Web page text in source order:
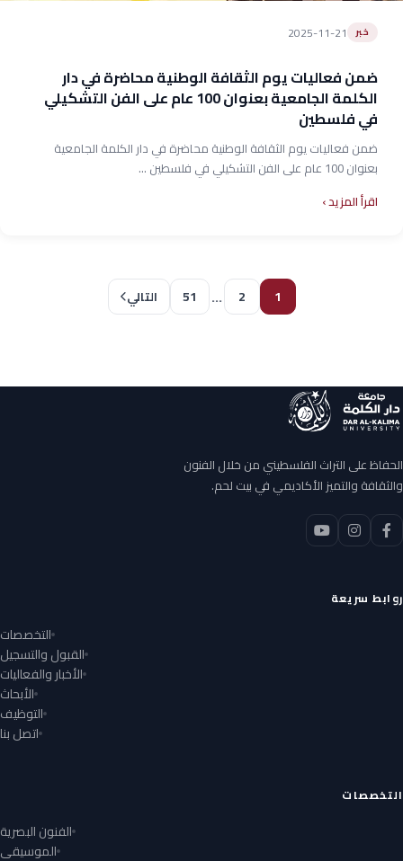
خبر 2025-11-21
ضمن فعاليات يوم الثقافة الوطنية محاضرة في دار
الكلمة الجامعية بعنوان 100 عام على الفن التشكيلي
في فلسطين
ضمن فعاليات يوم الثقافة الوطنية محاضرة في دار الكلمة الجامعية
بعنوان 100 عام على الفن التشكيلي في فلسطين ...
اقرأ المزيد
1
2
…
51 التالي
الحفاظ على التراث الفلسطيني من خلال الفنون
والثقافة والتميز الأكاديمي في بيت لحم.
روابط سريعة
التخصصات
القبول والتسجيل
الأخبار والفعاليات
الأبحاث
التوظيف
اتصل بنا
التخصصات
الفنون البصرية
الموسيقى